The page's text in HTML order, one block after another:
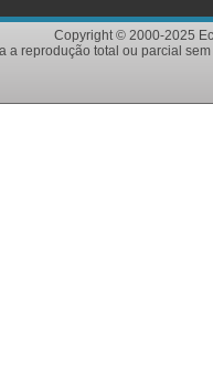
Copyright © 2000-2025
a reprodução total ou parcial